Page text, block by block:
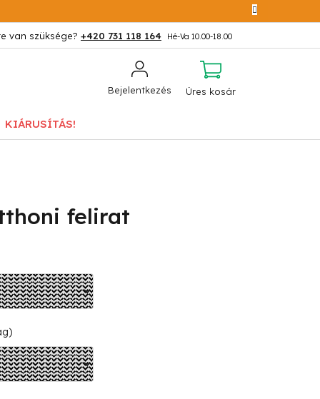
+420 731 118 164
Bejelentkezés KOSÁR
Üres kosár
KIÁRUSÍTÁS!
felirat